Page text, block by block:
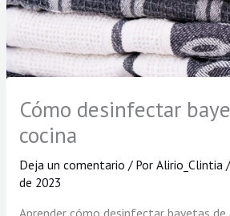
Cómo desinfectar
cocina
Deja un comentario / Por Alirio_Clintia /
de 2023
Aprender cómo desinfectar bayetas de